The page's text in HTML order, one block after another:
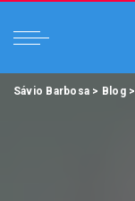
Sávio Barbosa > Blog>